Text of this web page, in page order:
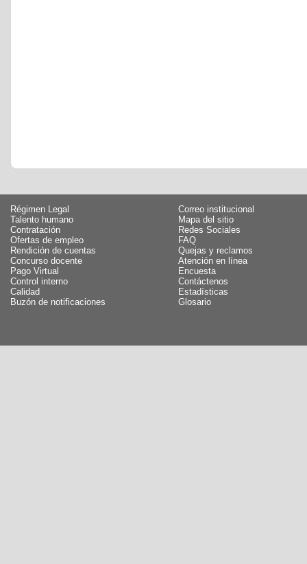
Régimen Legal
Talento humano
Contratación
Ofertas de empleo
Rendición de cuentas
Concurso docente
Pago Virtual
Control interno
Calidad
Buzón de notificaciones
Correo institucional
Mapa del sitio
Redes Sociales
FAQ
Quejas y reclamos
Atención en línea
Encuesta
Contáctenos
Estadísticas
Glosario